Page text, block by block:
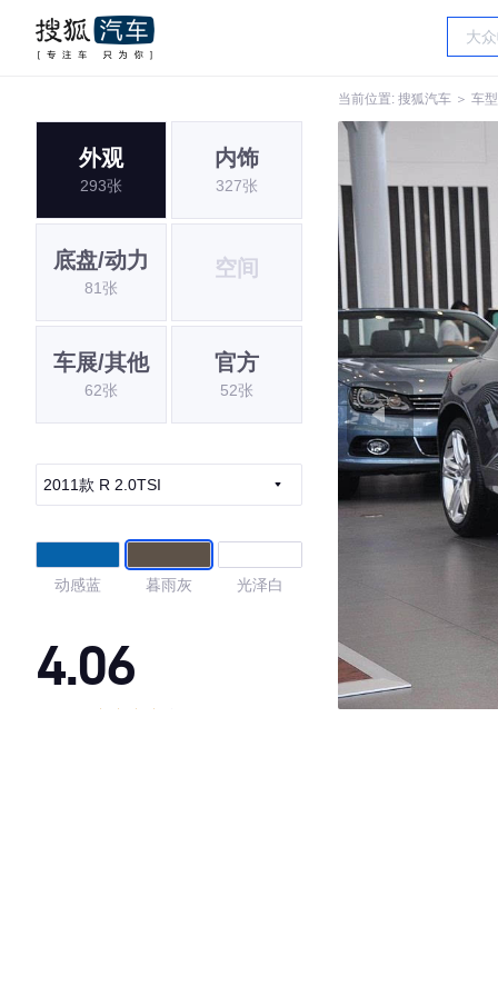
当前位置: 搜狐汽车 ＞ 车
外观
293张
内饰
327张
底盘/动力
81张
空间
车展/其他
62张
官方
52张
2011款 R 2.0TSI
动感蓝 暮雨灰 光泽白
4.06